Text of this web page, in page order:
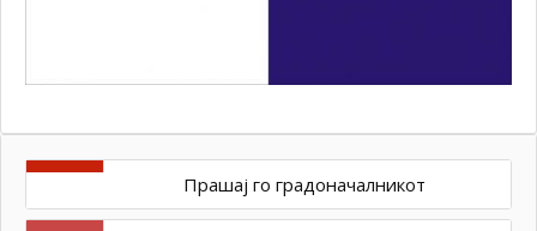
Прашај го градоначалникот